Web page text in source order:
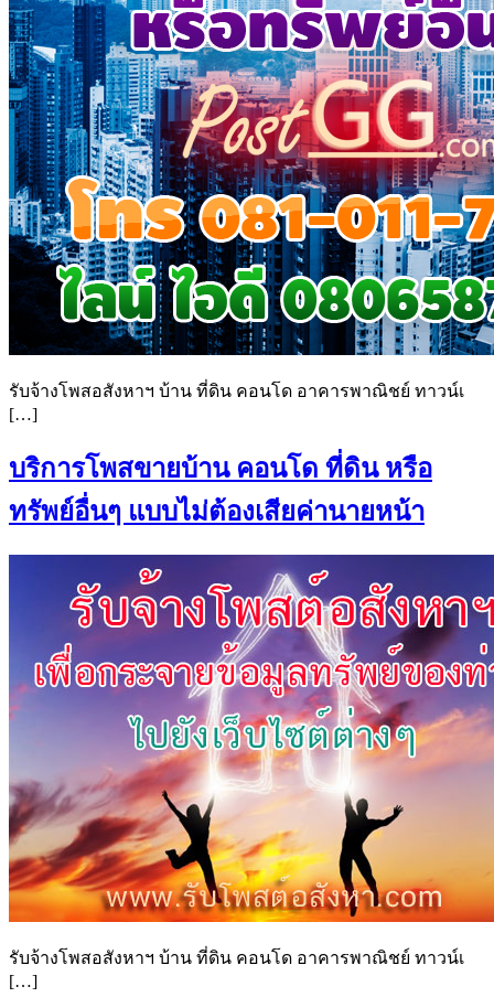
รับจ้างโพสอสังหาฯ บ้าน ที่ดิน คอนโด อาคารพาณิชย์ ทาวน์เ
[…]
บริการโพสขายบ้าน คอนโด ที่ดิน หรือ
ทรัพย์อื่นๆ แบบไม่ต้องเสียค่านายหน้า
รับจ้างโพสอสังหาฯ บ้าน ที่ดิน คอนโด อาคารพาณิชย์ ทาวน์เ
[…]